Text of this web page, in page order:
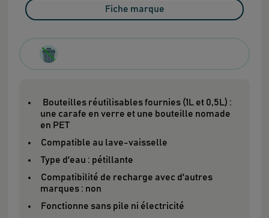
Fiche marque
Bouteilles réutilisables fournies (1L et 0,5L) :
une carafe en verre et une bouteille nomade
en PET
Compatible au lave-vaisselle
Type d'eau : pétillante
Compatibilité de recharge avec d'autres
marques : non
Fonctionne sans pile ni électricité